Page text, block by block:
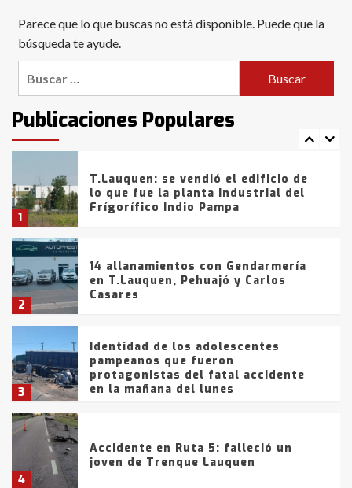
Parece que lo que buscas no está disponible. Puede que la
búsqueda te ayude.
Publicaciones Populares
6
con lluvias y heladas, en gran parte
de la provincia
intentaron evadir a la Policía
fueron detenidos por
comercialización de drogas en la
tarde del sábado
1
T.Lauquen: se vendió el edificio de
lo que fue la planta Industrial del
Frígorífico Indio Pampa
2
14 allanamientos con Gendarmería
en T.Lauquen, Pehuajó y Carlos
Casares
3
Identidad de los adolescentes
pampeanos que fueron
protagonistas del fatal accidente
en la mañana del lunes
4
Accidente en Ruta 5: falleció un
joven de Trenque Lauquen